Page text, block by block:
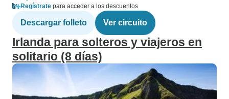
Regístrate para acceder a los descuentos
Descargar folleto Ver circuito
Irlanda para solteros y viajeros en
solitario (8 días)